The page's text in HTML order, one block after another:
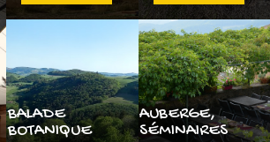
BALADE
BOTANIQUE
AUBERGE,
SÉMINAIRES